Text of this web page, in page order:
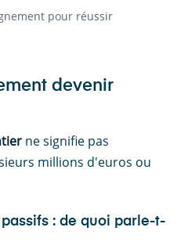
pour réussir
devenir
ne signifie pas
millions d'euros ou
: de quoi parle-t-